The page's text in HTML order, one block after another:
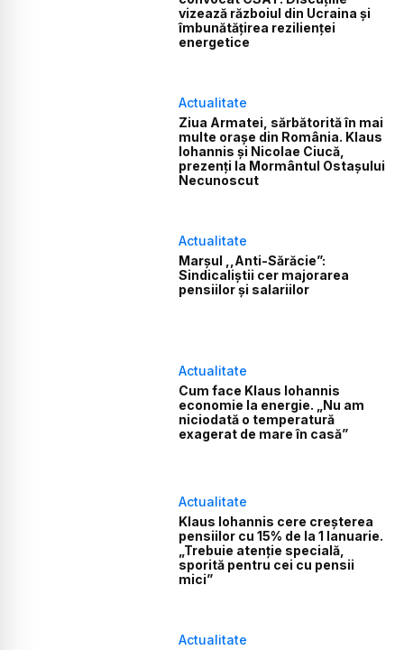
vizează războiul din Ucraina şi
îmbunătăţirea rezilienţei
energetice
Actualitate
Ziua Armatei, sărbătorită în mai
multe orașe din România. Klaus
Iohannis și Nicolae Ciucă,
prezenți la Mormântul Ostașului
Necunoscut
Actualitate
Marșul ,,Anti-Sărăcie”:
Sindicaliștii cer majorarea
pensiilor și salariilor
Actualitate
Cum face Klaus Iohannis
economie la energie. „Nu am
niciodată o temperatură
exagerat de mare în casă”
Actualitate
Klaus Iohannis cere creșterea
pensiilor cu 15% de la 1 Ianuarie.
„Trebuie atenţie specială,
sporită pentru cei cu pensii
mici”
Actualitate